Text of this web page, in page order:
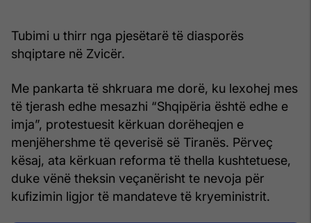
Tubimi u thirr nga pjesëtarë të diasporës
shqiptare në Zvicër.
Me pankarta të shkruara me dorë, ku lexohej mes
të tjerash edhe mesazhi “Shqipëria është edhe e
imja”, protestuesit kërkuan dorëheqjen e
menjëhershme të qeverisë së Tiranës. Përveç
kësaj, ata kërkuan reforma të thella kushtetuese,
duke vënë theksin veçanërisht te nevoja për
kufizimin ligjor të mandateve të kryeministrit.